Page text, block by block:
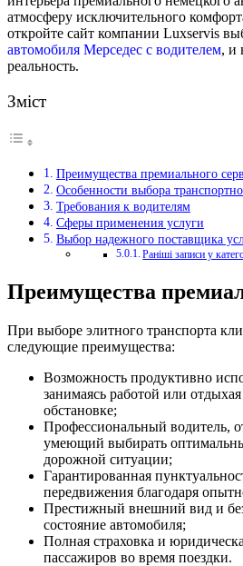
атмосферу исключительного
откройте сайт компании Luxservis
автомобиля Мерседес с водителем, и
реальность.
Зміст
Преимущества премиального
Особенности выбора
Требования к водителям
Сферы применения услуги
Выбор надежного поставщика
Раніші записи у
Преимущества
При выборе элитного транспорта
следующие преимущества:
Возможность продуктивно
занимаясь работой или
обстановке;
Профессиональный водитель,
умеющий выбирать
дорожной ситуации;
Гарантированная
передвижения благодаря
Престижный внешний вид и
состояние автомобиля;
Полная страховка и
пассажиров во время поездки.